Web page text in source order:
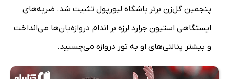
پنجمین گل‌زن برتر باشگاه لیورپول تثبیت شد. ضربه‌های
ایستگاهی استیون جرارد لرزه بر اندام دروازه‌بان‌ها می‌انداخت
و بیشتر پنالتی‌های او به تور دروازه می‌چسبید.